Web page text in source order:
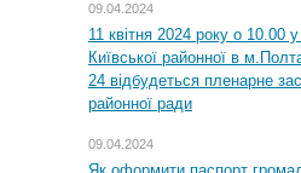
09.04.2024
11 квітня 2024 року о 10.00
Київської районної в
24 відбудеться пленарне
районної ради
09.04.2024